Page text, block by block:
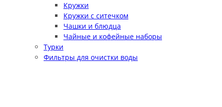
Кружки
Кружки с ситечком
Чашки и блюдца
Чайные и кофейные наборы
Турки
Фильтры для очистки воды